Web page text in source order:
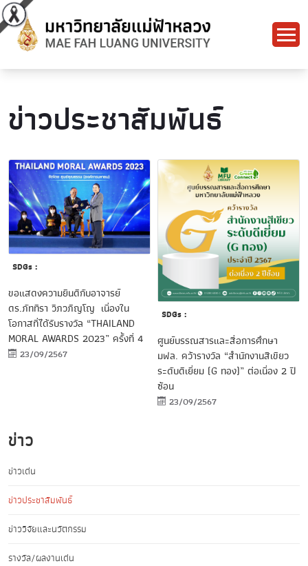
ข่าวประชาสัมพันธ์
SDGs :
ขอแสดงความยินดีกับอาจารย์
ดร.ภัททิรา วิภวภิญโญ เนื่องใน
โอกาสที่ได้รับรางวัล “THAILAND
MORAL AWARDS 2023” ครั้งที่ 4
23/09/2567
SDGs :
ศูนย์บรรณสารและสื่อการศึกษา
มฟล. คว้ารางวัล “สำนักงานสีเขียว
ระดับดีเยี่ยม (G ทอง)” ต่อเนื่อง 2 ปี
ซ้อน
23/09/2567
ข่าว
ข่าวเด่น
ข่าวประชาสัมพันธ์
ข่าววิจัยและนวัตกรรม
รางวัล/ผลงานเด่น